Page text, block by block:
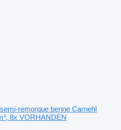
semi-remorque benne Carnehl
8x VORHANDEN